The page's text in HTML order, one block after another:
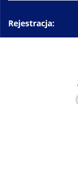
Rejestracja: